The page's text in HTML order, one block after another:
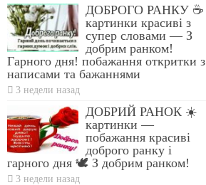
ДОБРОГО РАНКУ ☕
картинки красиві з
супер словами — З
добрим ранком!
Гарного дня! побажання откритки з
написами та бажаннями
3 недели назад
ДОБРИЙ РАНОК ☀️
картинки —
побажання красиві
доброго ранку і
гарного дня 🕊️ З добрим ранком!
3 недели назад